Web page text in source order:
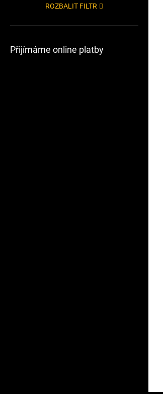
ROZBALIT FILTR
Přijímáme online platby